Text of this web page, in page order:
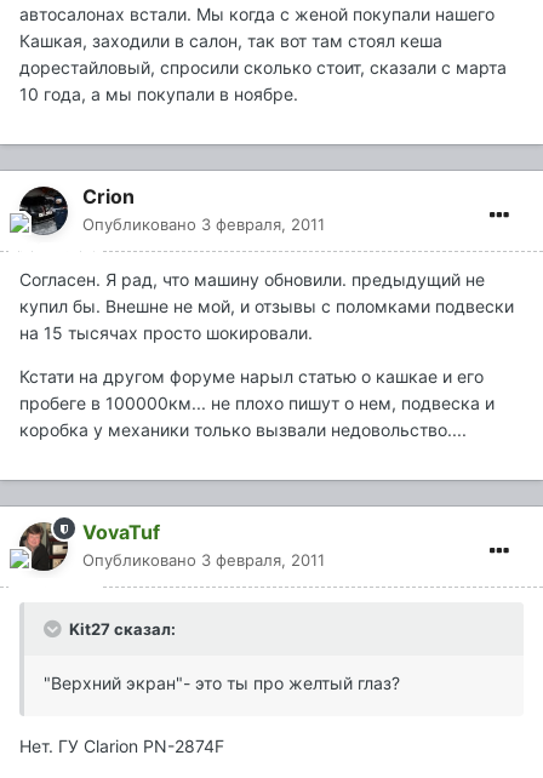
автосалонах встали. Мы когда с женой покупали нашего
Кашкая, заходили в салон, так вот там стоял кеша
дорестайловый, спросили сколько стоит, сказали с марта
10 года, а мы покупали в ноябре.
Crion
Опубликовано 3 февраля, 2011
Согласен. Я рад, что машину обновили. предыдущий не
купил бы. Внешне не мой, и отзывы с поломками подвески
на 15 тысячах просто шокировали.
Кстати на другом форуме нарыл статью о кашкае и его
пробеге в 100000км... не плохо пишут о нем, подвеска и
коробка у механики только вызвали недовольство....
VovaTuf
Опубликовано 3 февраля, 2011
Kit27 сказал:
"Верхний экран"- это ты про желтый глаз?
Нет. ГУ Clarion PN-2874F